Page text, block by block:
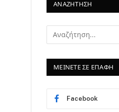
ΑΝΑΖΗΤΗΣΗ
ΜΕΙΝΕΤΕ ΣΕ ΕΠΑΦΗ
Facebook